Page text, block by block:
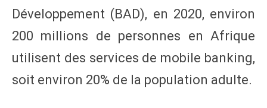
Développement (BAD), en 2020, environ
200 millions de personnes en Afrique
utilisent des services de mobile banking,
soit environ 20% de la population adulte.